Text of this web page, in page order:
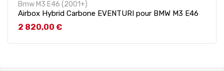
Bmw M3 E46 (2001+)
Airbox Hybrid Carbone EVENTURI pour BMW M3 E46
Prix
2 820,00 €